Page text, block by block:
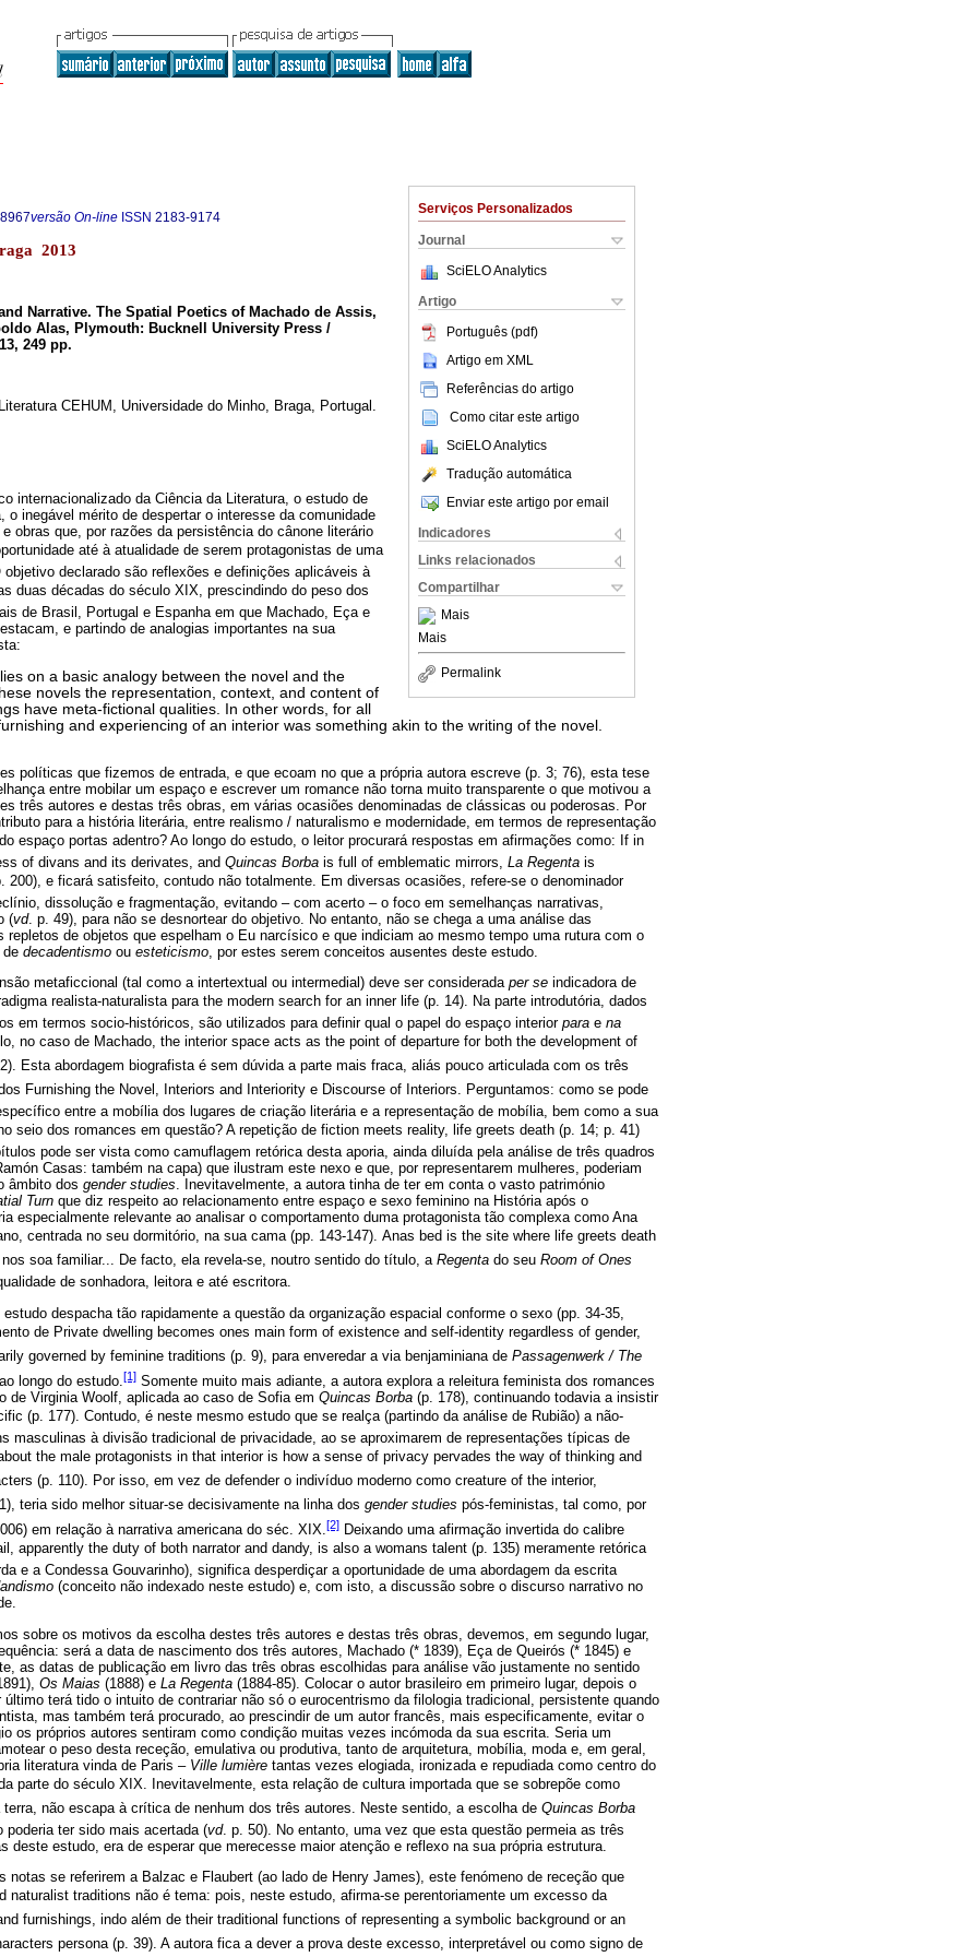
Serviços Personalizados
Journal
SciELO Analytics
Artigo
Português (pdf)
Artigo em XML
Referências do artigo
Como citar este artigo
SciELO Analytics
Tradução automática
Enviar este artigo por email
Indicadores
Links relacionados
Compartilhar
Mais
Mais
Permalink
versão On-line ISSN 2183-9174
2013
Narrative. The Spatial Poetics of Machado de Assis,
Alas, Plymouth: Bucknell University Press /
249 pp.
CEHUM, Universidade do Minho, Braga, Portugal.
internacionalizado da Ciência da Literatura, o estudo de
o inegável mérito de despertar o interesse da comunidade
obras que, por razões da persistência do cânone literário
até à atualidade de serem protagonistas de uma
objetivo declarado são reflexões e definições aplicáveis à
duas décadas do século XIX, prescindindo do peso dos
de Brasil, Portugal e Espanha em que Machado, Eça e
e partindo de analogias importantes na sua
on a basic analogy between the novel and the
novels the representation, context, and content of
have meta-fictional qualities. In other words, for all
and experiencing of an interior was something akin to the writing of the novel.
políticas que fizemos de entrada, e que ecoam no que a própria autora escreve (p. 3; 76), esta tese
entre mobilar um espaço e escrever um romance não torna muito transparente o que motivou a
três autores e destas três obras, em várias ocasiões denominadas de clássicas ou poderosas. Por
para a história literária, entre realismo / naturalismo e modernidade, em termos de representação
espaço portas adentro? Ao longo do estudo, o leitor procurará respostas em afirmações como: If in
of divans and its derivates, and Quincas Borba is full of emblematic mirrors, La Regenta is
200), e ficará satisfeito, contudo não totalmente. Em diversas ocasiões, refere-se o denominador
dissolução e fragmentação, evitando – com acerto – o foco em semelhanças narrativas,
(vd. p. 49), para não se desnortear do objetivo. No entanto, não se chega a uma análise das
repletos de objetos que espelham o Eu narcísico e que indiciam ao mesmo tempo uma rutura com o
de decadentismo ou esteticismo, por estes serem conceitos ausentes deste estudo.
metaficcional (tal como a intertextual ou intermedial) deve ser considerada per se indicadora de
realista-naturalista para the modern search for an inner life (p. 14). Na parte introdutória, dados
em termos socio-históricos, são utilizados para definir qual o papel do espaço interior para e na
no caso de Machado, the interior space acts as the point of departure for both the development of
Esta abordagem biografista é sem dúvida a parte mais fraca, aliás pouco articulada com os três
Furnishing the Novel, Interiors and Interiority e Discourse of Interiors. Perguntamos: como se pode
entre a mobília dos lugares de criação literária e a representação de mobília, bem como a sua
seio dos romances em questão? A repetição de fiction meets reality, life greets death (p. 14; p. 41)
pode ser vista como camuflagem retórica desta aporia, ainda diluída pela análise de três quadros
Casas: também na capa) que ilustram este nexo e que, por representarem mulheres, poderiam
âmbito dos gender studies. Inevitavelmente, a autora tinha de ter em conta o vasto património
Turn que diz respeito ao relacionamento entre espaço e sexo feminino na História após o
especialmente relevante ao analisar o comportamento duma protagonista tão complexa como Ana
centrada no seu dormitório, na sua cama (pp. 143-147). Anas bed is the site where life greets death
nos soa familiar... De facto, ela revela-se, noutro sentido do título, a Regenta do seu Room of Ones
de sonhadora, leitora e até escritora.
despacha tão rapidamente a questão da organização espacial conforme o sexo (pp. 34-35,
de Private dwelling becomes ones main form of existence and self-identity regardless of gender,
governed by feminine traditions (p. 9), para enveredar a via benjaminiana de Passagenwerk / The
longo do estudo. [1] Somente muito mais adiante, a autora explora a releitura feminista dos romances
de Virginia Woolf, aplicada ao caso de Sofia em Quincas Borba (p. 178), continuando todavia a insistir
(p. 177). Contudo, é neste mesmo estudo que se realça (partindo da análise de Rubião) a não-
masculinas à divisão tradicional de privacidade, ao se aproximarem de representações típicas de
the male protagonists in that interior is how a sense of privacy pervades the way of thinking and
(p. 110). Por isso, em vez de defender o indivíduo moderno como creature of the interior,
teria sido melhor situar-se decisivamente na linha dos gender studies pós-feministas, tal como, por
em relação à narrativa americana do séc. XIX.[2] Deixando uma afirmação invertida do calibre
apparently the duty of both narrator and dandy, is also a womans talent (p. 135) meramente retórica
e a Condessa Gouvarinho), significa desperdiçar a oportunidade de uma abordagem da escrita
(conceito não indexado neste estudo) e, com isto, a discussão sobre o discurso narrativo no
sobre os motivos da escolha destes três autores e destas três obras, devemos, em segundo lugar,
será a data de nascimento dos três autores, Machado (* 1839), Eça de Queirós (* 1845) e
as datas de publicação em livro das três obras escolhidas para análise vão justamente no sentido
Os Maias (1888) e La Regenta (1884-85). Colocar o autor brasileiro em primeiro lugar, depois o
último terá tido o intuito de contrariar não só o eurocentrismo da filologia tradicional, persistente quando
mas também terá procurado, ao prescindir de um autor francês, mais especificamente, evitar o
os próprios autores sentiram como condição muitas vezes incómoda da sua escrita. Seria um
o peso desta receção, emulativa ou produtiva, tanto de arquitetura, mobília, moda e, em geral,
literatura vinda de Paris – Ville lumière tantas vezes elogiada, ironizada e repudiada como centro do
parte do século XIX. Inevitavelmente, esta relação de cultura importada que se sobrepõe como
terra, não escapa à crítica de nenhum dos três autores. Neste sentido, a escolha de Quincas Borba
poderia ter sido mais acertada (vd. p. 50). No entanto, uma vez que esta questão permeia as três
deste estudo, era de esperar que merecesse maior atenção e reflexo na sua própria estrutura.
notas se referirem a Balzac e Flaubert (ao lado de Henry James), este fenómeno de receção que
naturalist traditions não é tema: pois, neste estudo, afirma-se perentoriamente um excesso da
furnishings, indo além de their traditional functions of representing a symbolic background or an
persona (p. 39). A autora fica a dever a prova deste excesso, interpretável ou como signo de